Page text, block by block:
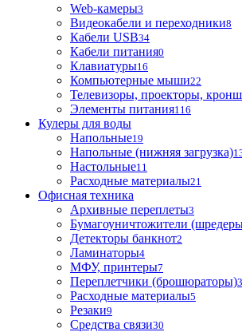
Web-камеры3
Видеокабели и переходники8
Кабели USB34
Кабели питания0
Клавиатуры16
Компьютерные мыши22
Телевизоры, проекторы,
Элементы питания116
Кулеры для воды
Напольные19
Напольные (нижняя загрузка)
Настольные11
Расходные материалы21
Офисная техника
Архивные переплеты3
Бумагоуничтожители
Детекторы банкнот2
Ламинаторы4
МФУ, принтеры7
Переплетчики (брошюраторы)3
Расходные материалы5
Резаки9
Средства связи30